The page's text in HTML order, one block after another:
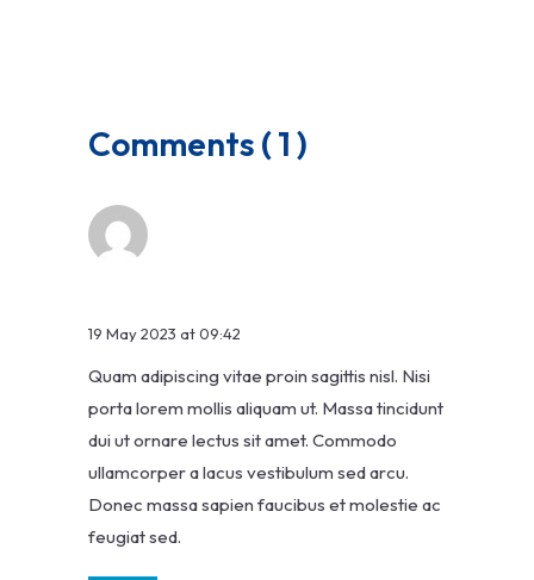
Comments ( 1 )
19 May 2023 at 09:42
Quam adipiscing vitae proin sagittis nisl. Nisi
porta lorem mollis aliquam ut. Massa tincidunt
dui ut ornare lectus sit amet. Commodo
ullamcorper a lacus vestibulum sed arcu.
Donec massa sapien faucibus et molestie ac
feugiat sed.